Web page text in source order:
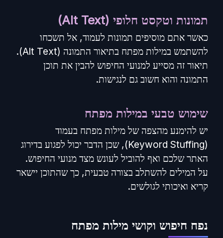
תמונות וטקסט חלופי (Alt Text)
כאשר אתם מוסיפים תמונות לעמוד, אל תשכחו
להשתמש במילות מפתח בתיאור התמונה (Alt Text).
תיאור זה מסייע למנועי החיפוש להבין את תוכן
התמונה והוא חשוב גם לנגישות.
שימוש טבעי במילות מפתח
יש להימנע מהצפה של מילות מפתח בעמוד
(Keyword Stuffing), שכן הדבר יכול לפגוע בדירוג
האתר שלכם ואף להוביל לעונש מצד מנועי החיפוש.
על המילים להשתלב בצורה טבעית, כך שהתוכן יישאר
קריא ואיכותי לגולשים.
נפח חיפוש וקושי מילות מפתח